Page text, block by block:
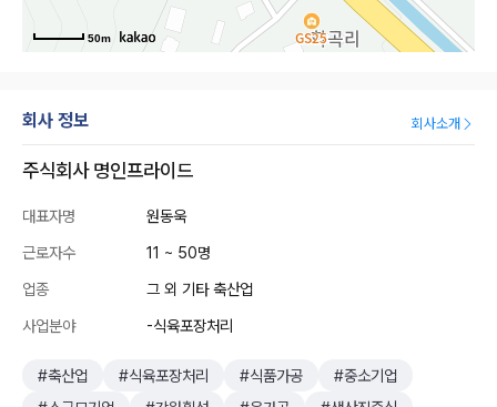
50m
회사 정보 회사소개
주식회사 명인프라이드
대표자명
원동욱
근로자수
11 ~ 50명
업종
그 외 기타 축산업
사업분야
-식육포장처리
#축산업 #식육포장처리 #식품가공
#중소기업